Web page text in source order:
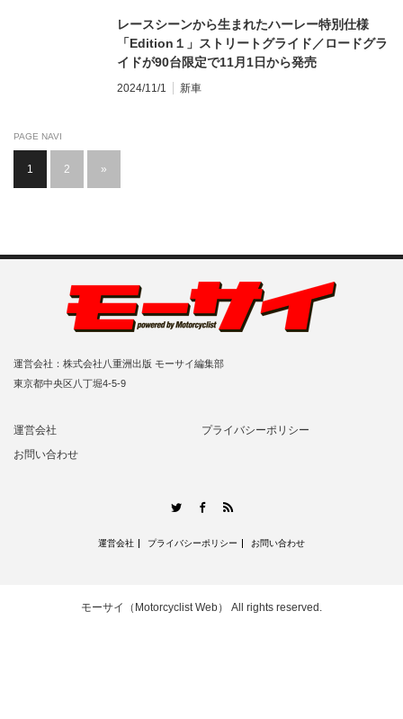
レースシーンから生まれたハーレー特別仕様
「Edition１」ストリートグライド／ロードグラ
イドが90台限定で11月1日から発売
2024/11/1 新車
PAGE NAVI
1 2 »
運営会社：株式会社八重洲出版 モーサイ編集部
東京都中央区八丁堀4-5-9
運営会社
プライバシーポリシー
お問い合わせ
TwitterFacebook
運営会社 プライバシーポリシー お問い合わせ
モーサイ（Motorcyclist Web） All rights reserved.